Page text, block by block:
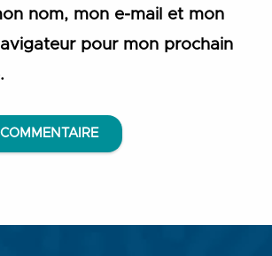
nom, mon e-mail et mon
pour mon prochain